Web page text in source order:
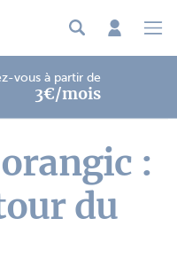
vous à partir de
3€/mois
:
du